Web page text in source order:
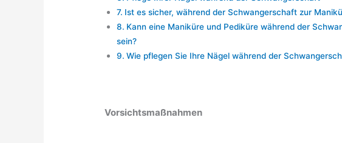
Ist es sicher, während der Schwangerschaft zur
Kann eine Maniküre und Pediküre während der
sein?
Wie pflegen Sie Ihre Nägel während der
Vorsichtsmaßnahmen